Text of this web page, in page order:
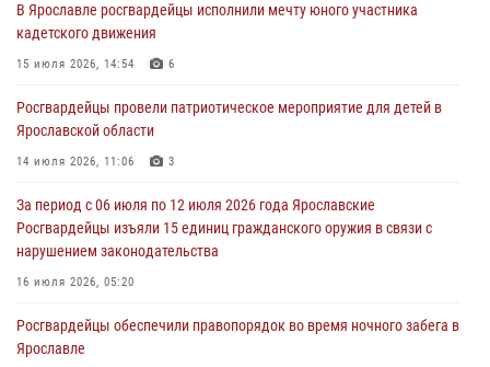
Ярославские росгвардейцы за прошедшую неделю совершили
более 300 выездов по сигналам «тревога»
03 августа 2026, 07:09
Росгвардейцы оказали помощь беременной женщине во время
празднования Дня ВДВ в Ярославле
03 августа 2026, 06:20
За период с 20 июля по 26 июля 2026 года Ярославские
Росгвардейцы изъяли 41 единицу гражданского оружия в связи с
нарушением законодательства
30 июля 2026, 11:51
В региональном управлении Росгвардии состоялся молебен,
приуроченный к празднику Крещения Руси
В Ярославле росгвардейцы исполнили мечту юного участника
кадетского движения
15 июля 2026, 14:54 6
Росгвардейцы провели патриотическое мероприятие для детей в
Ярославской области
14 июля 2026, 11:06 3
За период с 06 июля по 12 июля 2026 года Ярославские
Росгвардейцы изъяли 15 единиц гражданского оружия в связи с
нарушением законодательства
16 июля 2026, 05:20
Росгвардейцы обеспечили правопорядок во время ночного забега в
Ярославле